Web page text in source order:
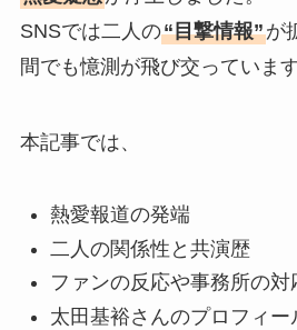
SNSでは二人の“目撃情報”が
間でも憶測が飛び交っています
本記事では、
熱愛報道の発端
二人の関係性と共演歴
ファンの反応や事務所の対
太田基裕さんのプロフィー